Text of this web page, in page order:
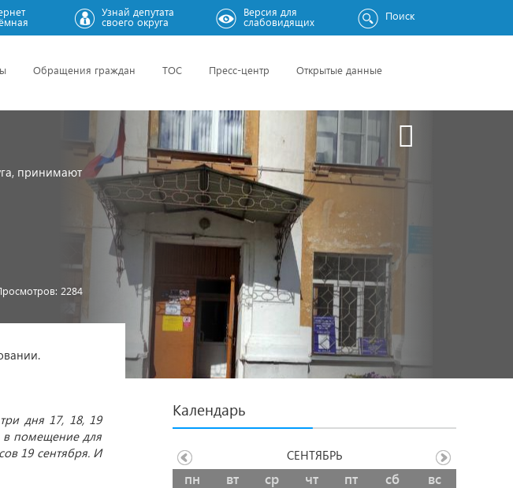
Узнай депутата
своего округа
Версия для
слабовидящих Поиск
Обращения граждан ТОС Пресс-центр Открытые данные
принимают
2284
дня 17, 18, 19
в помещение для
19 сентября. И
Календарь
пн вт ср чт пт сб вс
СЕНТЯБРЬ